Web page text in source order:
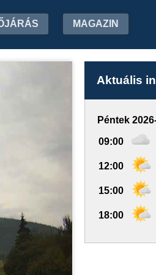
MAGAZIN
Aktuális
Péntek
09:00
12:00
15:00
18:00